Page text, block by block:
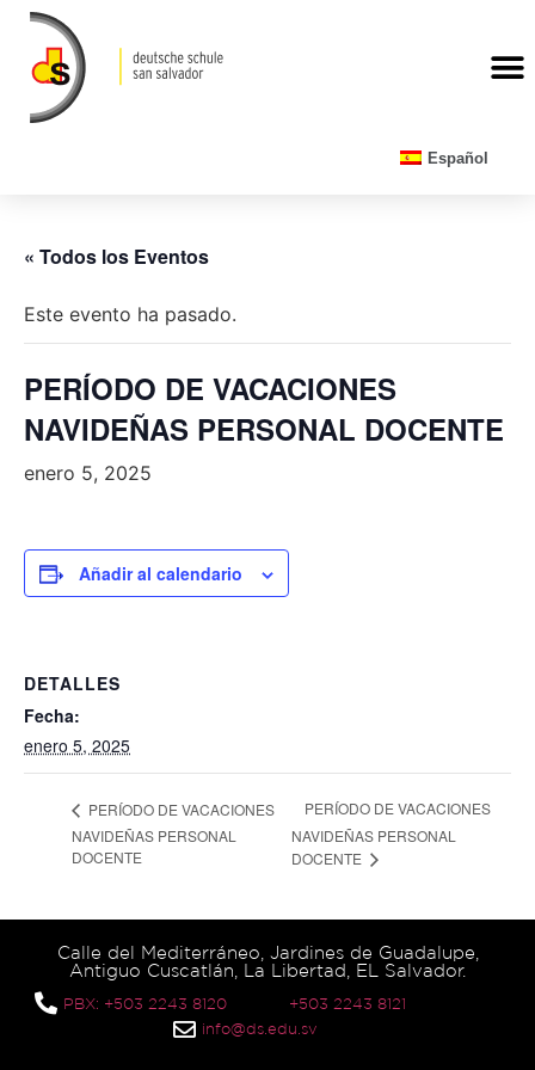
Español
« Todos los Eventos
Este evento ha pasado.
PERÍODO DE VACACIONES
NAVIDEÑAS PERSONAL DOCENTE
enero 5, 2025
Añadir al calendario
DETALLES
Fecha:
enero 5, 2025
PERÍODO DE VACACIONES
NAVIDEÑAS PERSONAL
DOCENTE
PERÍODO DE VACACIONES
NAVIDEÑAS PERSONAL
DOCENTE
Calle del Mediterráneo, Jardines de Guadalupe,
Antiguo Cuscatlán, La Libertad, EL Salvador.
PBX: +503 2243 8120
+503 2243 8121
info@ds.edu.sv